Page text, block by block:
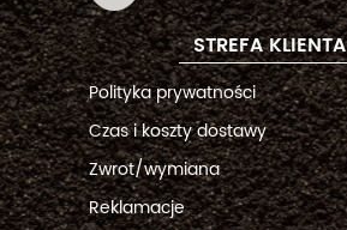
STREFA KLIENTA
Polityka prywatności
Czas i koszty dostawy
Zwrot/wymiana
Reklamacje